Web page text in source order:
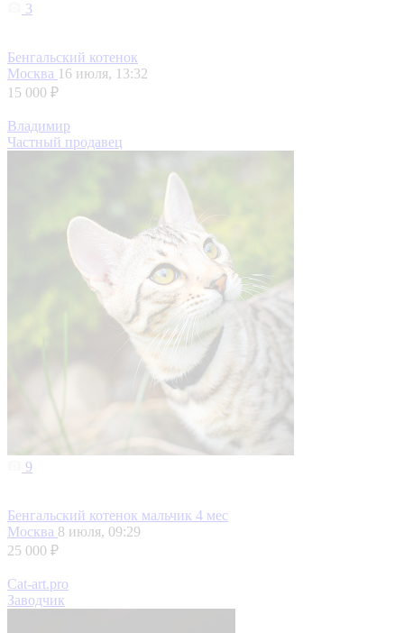
3
Бенгальский котенок
Москва 16 июля, 13:32
15 000 ₽
Владимир
Частный продавец
9
Бенгальский котенок мальчик 4 мес
Москва 8 июля, 09:29
25 000 ₽
Cat-art.pro
Заводчик